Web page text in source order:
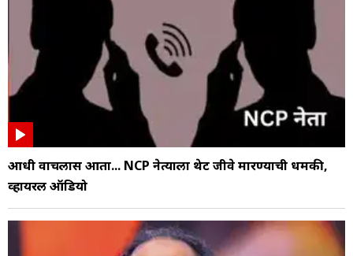
आधी वाचलास आता... NCP नेत्याला थेट जीवे मारण्याची धमकी,
व्हायरल ऑडियो